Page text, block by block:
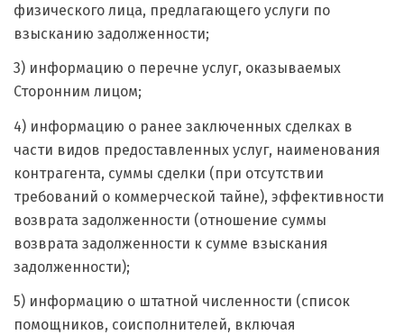
физического лица, предлагающего услуги по
взысканию задолженности;
3) информацию о перечне услуг, оказываемых
Сторонним лицом;
4) информацию о ранее заключенных сделках в
части видов предоставленных услуг, наименования
контрагента, суммы сделки (при отсутствии
требований о коммерческой тайне), эффективности
возврата задолженности (отношение суммы
возврата задолженности к сумме взыскания
задолженности);
5) информацию о штатной численности (список
помощников, соисполнителей, включая